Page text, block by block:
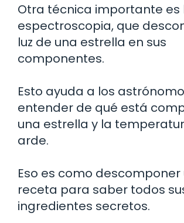
Otra técnica importante es
espectroscopia, que
luz de una estrella en sus
componentes.
Esto ayuda a los
entender de qué está
una estrella y la
arde.
Eso es como descomponer
receta para saber todos
ingredientes secretos.